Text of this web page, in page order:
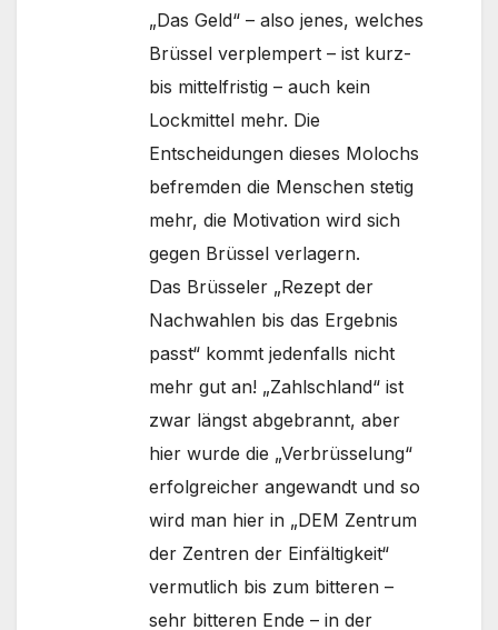
„Das Geld“ – also jenes, welches
Brüssel verplempert – ist kurz-
bis mittelfristig – auch kein
Lockmittel mehr. Die
Entscheidungen dieses Molochs
befremden die Menschen stetig
mehr, die Motivation wird sich
gegen Brüssel verlagern.
Das Brüsseler „Rezept der
Nachwahlen bis das Ergebnis
passt“ kommt jedenfalls nicht
mehr gut an! „Zahlschland“ ist
zwar längst abgebrannt, aber
hier wurde die „Verbrüsselung“
erfolgreicher angewandt und so
wird man hier in „DEM Zentrum
der Zentren der Einfältigkeit“
vermutlich bis zum bitteren –
sehr bitteren Ende – in der